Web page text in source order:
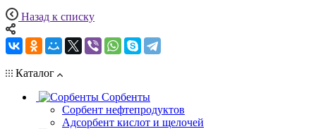
Назад к списку
Каталог
Сорбенты
Сорбент нефтепродуктов
Адсорбент кислот и щелочей